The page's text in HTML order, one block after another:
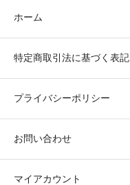
ホーム
特定商取引法に基づく表記
プライバシーポリシー
お問い合わせ
マイアカウント